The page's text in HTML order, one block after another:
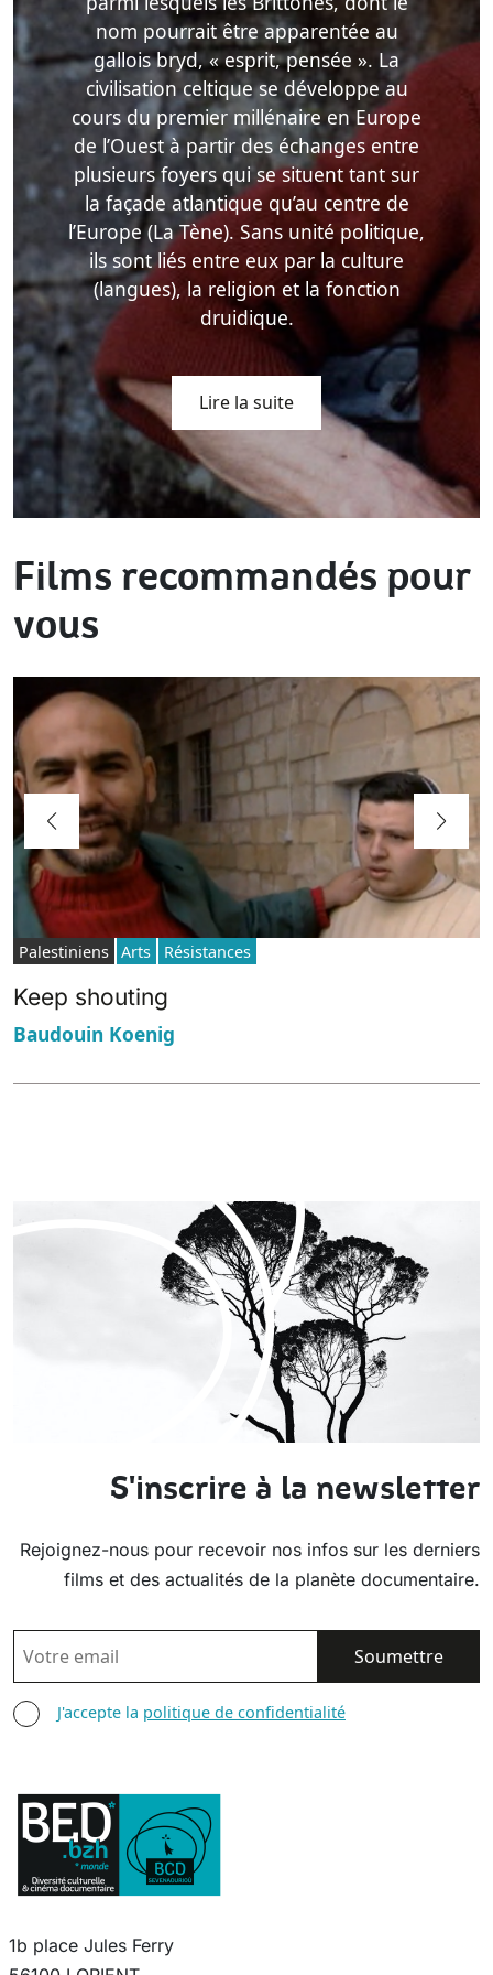
nom pourrait être apparentée au
gallois bryd, « esprit, pensée ». La
civilisation celtique se développe au
cours du premier millénaire en Europe
de l’Ouest à partir des échanges entre
plusieurs foyers qui se situent tant sur
la façade atlantique qu’au centre de
l’Europe (La Tène). Sans unité politique,
ils sont liés entre eux par la culture
(langues), la religion et la fonction
druidique.
Lire la suite
Films recommandés pour
vous
Palestiniens Arts Résistances
Keep shouting
Baudouin Koenig
S'inscrire à la newsletter
Rejoignez-nous pour recevoir nos infos sur les derniers
films et des actualités de la planète documentaire.
EMAIL
AGREE TERMS
J'accepte la politique de confidentialité
1b place Jules Ferry